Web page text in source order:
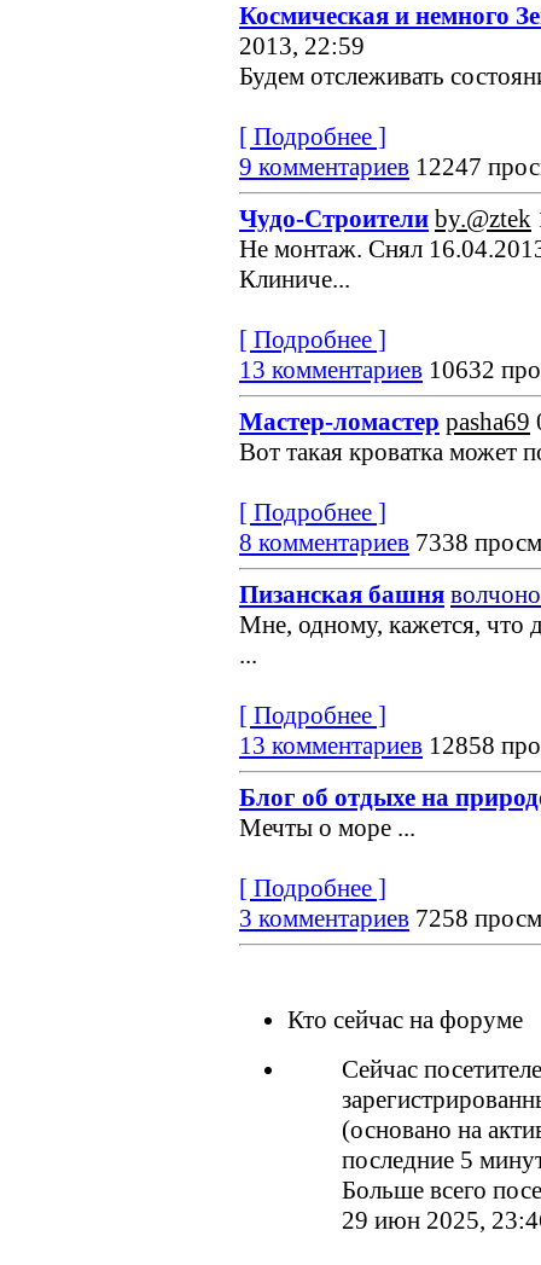
Космическая и немного
2013, 22:59
Будем отслеживать
[ Подробнее ]
9 комментариев 12247
Чудо-Строители by.@ztek
Не монтаж. Снял
Клиниче...
[ Подробнее ]
13 комментариев 10632
Мастер-ломастер pasha69
Вот такая кроватка может
[ Подробнее ]
8 комментариев 7338
Пизанская башня
Мне, одному, кажется, что
...
[ Подробнее ]
13 комментариев 12858
Блог об отдыхе на
Мечты о море ...
[ Подробнее ]
3 комментариев 7258
Кто сейчас на форуме
Сейчас
(основано на
последние 5
Больше всего
29 июн 2025,